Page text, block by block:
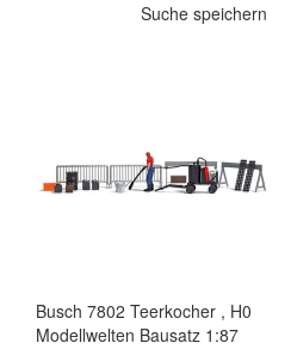
Suche speichern
Busch 7802 Teerkocher , H0
Modellwelten Bausatz 1:87